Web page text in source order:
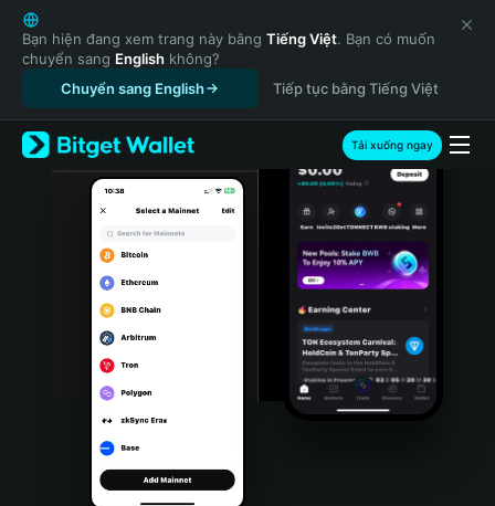
English
日本語
Tiếng Việt
Русский
Español (Latinoamérica)
Türkçe
Italiano
Português (Portugal)
Bahasa Indonesia
Português (Brasil)
Español (Argentina)
Bạn hiện đang xem trang này bằng Tiếng Việt. Bạn có muốn
chuyển sang English không?
Chuyển sang English
Tiếp tục bằng Tiếng Việt
Tải xuống ngay